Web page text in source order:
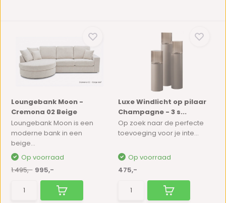
Loungebank Moon -
Cremona 02 Beige
Loungebank Moon is een
moderne bank in een
beige...
Op voorraad
1.495,- 995,-
Luxe Windlicht op pilaar
Champagne - 3 s...
Op zoek naar de perfecte
toevoeging voor je inte...
Op voorraad
475,-